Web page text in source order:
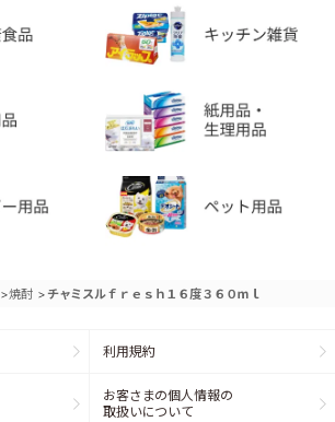
>焼酎 >チャミスルｆｒｅｓｈ１６度３６０ｍｌ
利用規約
お客さまの個人情報の
取扱いについて